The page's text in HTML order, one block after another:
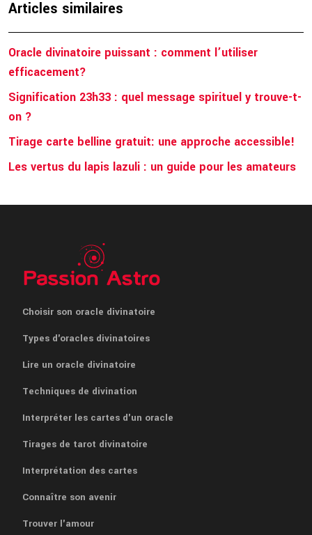
Articles similaires
Oracle divinatoire puissant : comment l’utiliser
efficacement?
Signification 23h33 : quel message spirituel y trouve-t-
on ?
Tirage carte belline gratuit: une approche accessible!
Les vertus du lapis lazuli : un guide pour les amateurs
Choisir son oracle divinatoire
Types d'oracles divinatoires
Lire un oracle divinatoire
Techniques de divination
Interpréter les cartes d'un oracle
Tirages de tarot divinatoire
Interprétation des cartes
Connaître son avenir
Trouver l'amour